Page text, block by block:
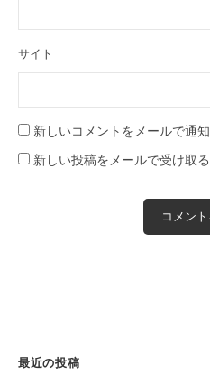
サイト
新しいコメントをメールで通知
新しい投稿をメールで受け取る
最近の投稿